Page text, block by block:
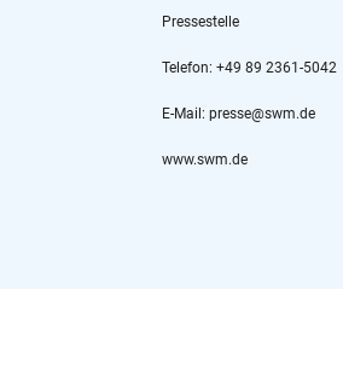
Pressestelle
Telefon: +49 89 2361-5042
E-Mail: presse@swm.de
www.swm.de